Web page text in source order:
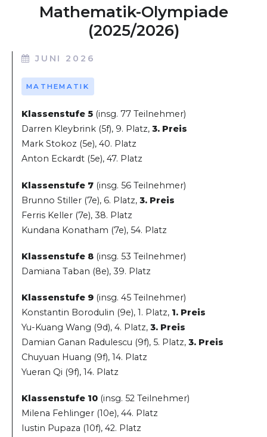
Mathematik-Olympiade
(2025/2026)
JUNI 2026
MATHEMATIK
Klassenstufe 5 (insg. 77 Teilnehmer)
Darren Kleybrink (5f), 9. Platz, 3. Preis
Mark Stokoz (5e), 40. Platz
Anton Eckardt (5e), 47. Platz
Klassenstufe 7 (insg. 56 Teilnehmer)
Brunno Stiller (7e), 6. Platz, 3. Preis
Ferris Keller (7e), 38. Platz
Kundana Konatham (7e), 54. Platz
Klassenstufe 8 (insg. 53 Teilnehmer)
Damiana Taban (8e), 39. Platz
Klassenstufe 9 (insg. 45 Teilnehmer)
Konstantin Borodulin (9e), 1. Platz, 1. Preis
Yu-Kuang Wang (9d), 4. Platz, 3. Preis
Damian Ganan Radulescu (9f), 5. Platz, 3. Preis
Chuyuan Huang (9f), 14. Platz
Yueran Qi (9f), 14. Platz
Klassenstufe 10 (insg. 52 Teilnehmer)
Milena Fehlinger (10e), 44. Platz
Iustin Pupaza (10f), 42. Platz